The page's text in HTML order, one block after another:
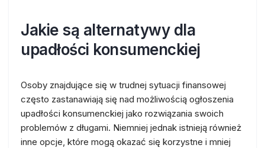
Jakie są alternatywy dla
upadłości konsumenckiej
Osoby znajdujące się w trudnej sytuacji finansowej
często zastanawiają się nad możliwością ogłoszenia
upadłości konsumenckiej jako rozwiązania swoich
problemów z długami. Niemniej jednak istnieją również
inne opcje, które mogą okazać się korzystne i mniej